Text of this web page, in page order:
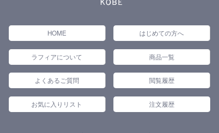
HOME はじめての方へ
ラフィアについて 商品一覧
よくあるご質問 閲覧履歴
お気に入りリスト 注文履歴